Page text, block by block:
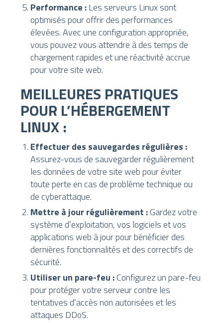
Performance :Les serveurs Linux sont
optimisés pour offrir des performances
élevées. Avec une configuration appropriée,
vous pouvez vous attendre à des temps de
chargement rapides et une réactivité accrue
pour votre site web.
MEILLEURES PRATIQUES
POUR L’HÉBERGEMENT
LINUX :
Effectuer des sauvegardes régulières :
Assurez-vous de sauvegarder régulièrement
les données de votre site web pour éviter
toute perte en cas de problème technique ou
de cyberattaque.
Mettre à jour régulièrement :Gardez votre
système d’exploitation, vos logiciels et vos
applications web à jour pour bénéficier des
dernières fonctionnalités et des correctifs de
sécurité.
Utiliser un pare-feu :Configurez un pare-feu
pour protéger votre serveur contre les
tentatives d’accès non autorisées et les
attaques DDoS.